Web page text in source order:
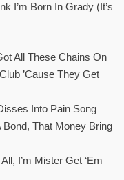
I’m Born In Grady (It’s
All These Chains On
’cause They Get
Into Pain Song
That Money Bring
I’m Mister Get ‘Em